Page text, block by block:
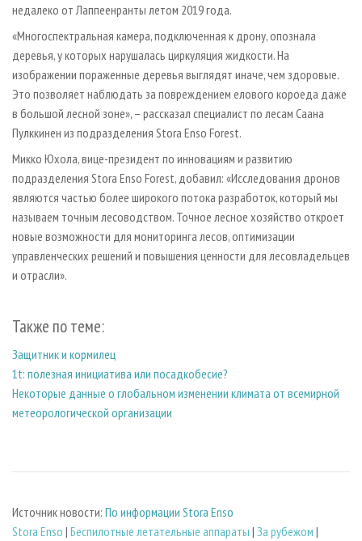
недалеко от Лаппеенранты летом 2019 года.
«Многоспектральная камера, подключенная к дрону, опознала
деревья, у которых нарушалась циркуляция жидкости. На
изображении пораженные деревья выглядят иначе, чем здоровые.
Это позволяет наблюдать за повреждением елового короеда даже
в большой лесной зоне», – рассказал специалист по лесам Саана
Пулккинен из подразделения Stora Enso Forest.
Микко Юхола, вице-президент по инновациям и развитию
подразделения Stora Enso Forest, добавил: «Исследования дронов
являются частью более широкого потока разработок, который мы
называем точным лесоводством. Точное лесное хозяйство откроет
новые возможности для мониторинга лесов, оптимизации
управленческих решений и повышения ценности для лесовладельцев
и отрасли».
Также по теме:
Защитник и кормилец
1t: полезная инициатива или посадкобесие?
Некоторые данные о глобальном изменении климата от всемирной
метеорологической организации
Источник новости: По информации Stora Enso
Stora Enso | Беспилотные летательные аппараты | За рубежом |